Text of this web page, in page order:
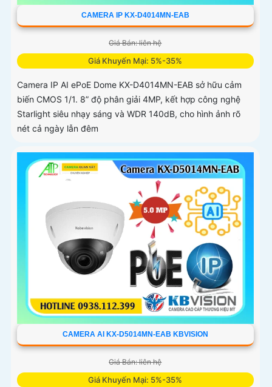
CAMERA IP KX-D4014MN-EAB
Giá Bán: liên hệ
Giá Khuyến Mại: 5%-35%
Camera IP AI ePoE Dome KX-D4014MN-EAB sở hữu cảm
biến CMOS 1/1. 8” độ phân giải 4MP, kết hợp công nghệ
Starlight siêu nhạy sáng và WDR 140dB, cho hình ảnh rõ
nét cả ngày lẫn đêm
CAMERA AI KX-D5014MN-EAB KBVISION
Giá Bán: liên hệ
Giá Khuyến Mại: 5%-35%